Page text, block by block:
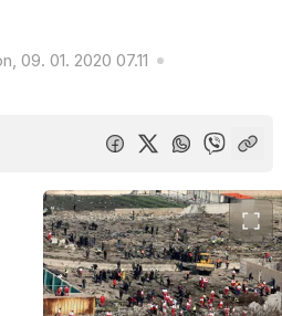
09. 01. 2020 07.11